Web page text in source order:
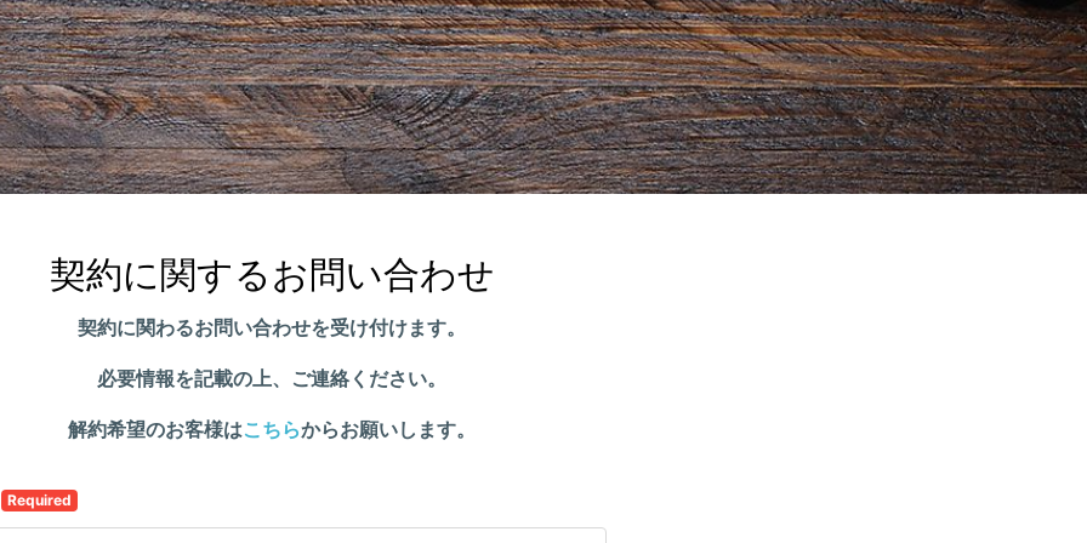
契約に関するお問い合わせ
契約に関わるお問い合わせを受け付けます。
必要情報を記載の上、ご連絡ください。
解約希望のお客様はこちらからお願いします。
Required